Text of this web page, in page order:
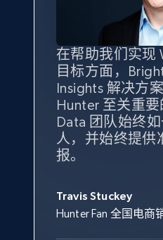
2.5K+ 359+
eBay - Collect products
URL, Product id, Title,
Seller reviews,
359+
在帮助我们实现
目标方面，
Insights 解决方
Hunter 至关重
Data 团队始终
人，并始终提供
报。
Travis Stuckey
Hunter Fan 全国电商
Bright Insights
持了我们公司的
类别的市场份额
竞争对手为基准
售情况则从战术
销团队扩大产品
Overstock 的客户战
我们之所以选择
Insights，是因
售情况，并绘制
重要的竞争产品
Yael Fridman
Keter 的市场总监
借助 Bright
我们获得了对市
竞争格局以及消
独特且全面的洞
Beverly Taylor
Kingston Brass, Inc.